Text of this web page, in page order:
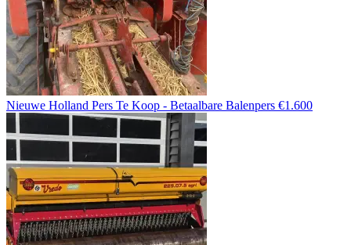
Nieuwe Holland Pers Te Koop - Betaalbare Balenpers €1.600